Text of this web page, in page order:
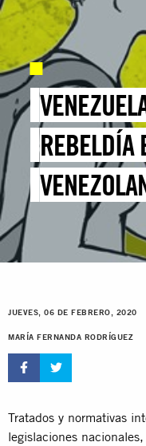
REBELDÍA
JUEVES, 06 DE FEBRERO, 2020
MARÍA FERNANDA RODRÍGUEZ
Tratados y normativas
legislaciones